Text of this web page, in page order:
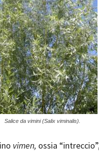
Salice da vimini (Salix viminalis).
vimen, ossia